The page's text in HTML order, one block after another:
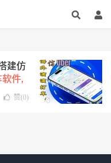
建仿
件,
,网
赞(0)